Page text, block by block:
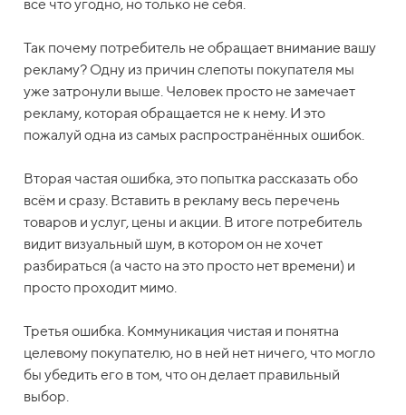
всё что угодно, но только не себя.
Так почему потребитель не обращает внимание вашу
рекламу? Одну из причин слепоты покупателя мы
уже затронули выше. Человек просто не замечает
рекламу, которая обращается не к нему. И это
пожалуй одна из самых распространённых ошибок.
Вторая частая ошибка, это попытка рассказать обо
всём и сразу. Вставить в рекламу весь перечень
товаров и услуг, цены и акции. В итоге потребитель
видит визуальный шум, в котором он не хочет
разбираться (а часто на это просто нет времени) и
просто проходит мимо.
Третья ошибка. Коммуникация чистая и понятна
целевому покупателю, но в ней нет ничего, что могло
бы убедить его в том, что он делает правильный
выбор.